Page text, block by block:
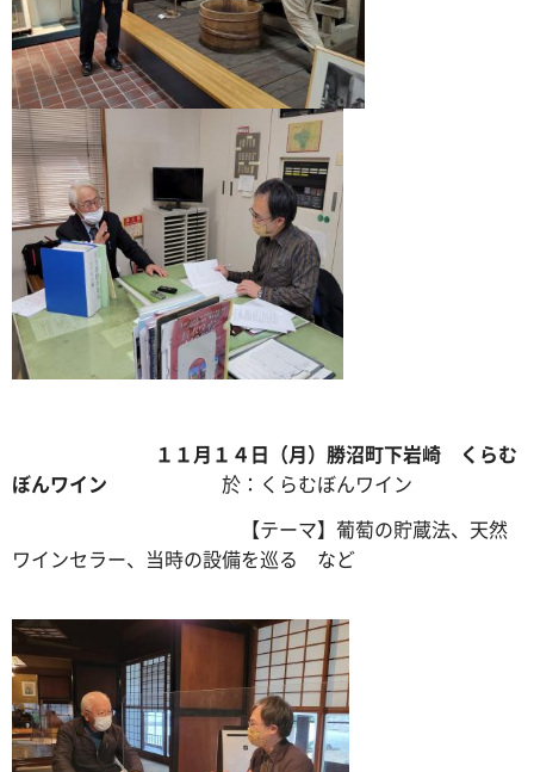
１１月１４日（月）勝沼町下岩崎 くらむ
ぼんワイン
於：くらむぼんワイン
【テーマ】葡萄の貯蔵法、天然
ワインセラー、当時の設備を巡る など